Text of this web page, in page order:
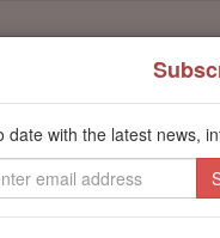
scroll past this
readers, Catholic
Catholic Online School,
date with the latest news,